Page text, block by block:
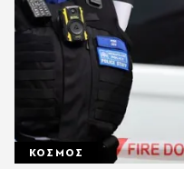
ΚΟΣΜΟΣ